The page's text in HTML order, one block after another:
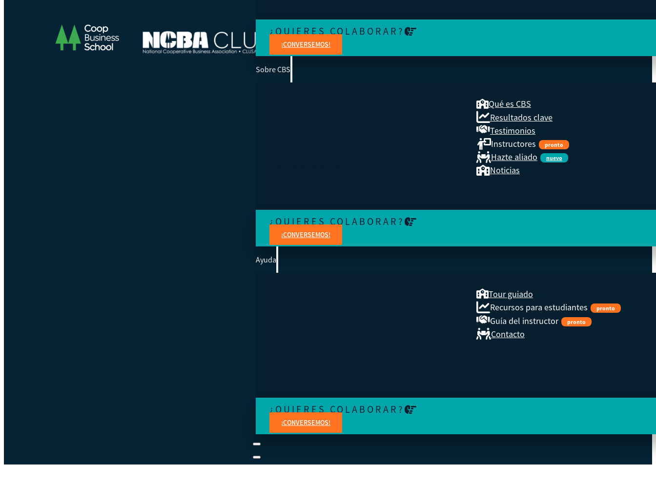
¿QUIERES COLABORAR?
¡CONVERSEMOS!
Sobre CBS
Qué es CBS
Resultados clave
Testimonios
Instructores
pronto
Hazte aliado nuevo
Noticias
¿QUIERES COLABORAR?
¡CONVERSEMOS!
Ayuda
Tour guiado
Recursos para estudiantes
pronto
Guía del instructor pronto
Contacto
¿QUIERES COLABORAR?
¡CONVERSEMOS!